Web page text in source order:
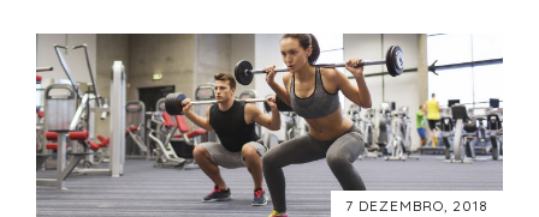
7 DEZEMBRO, 2018